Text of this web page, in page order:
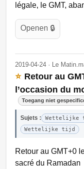
légale, le GMT,
Openen 🔒
2019-04-24 · Le
⭐ Retour au
l’occasion du
Toegang niet
Sujets :
Wettelijke
Wettelijke tijd
Retour au GMT+0
sacré du Ramadan